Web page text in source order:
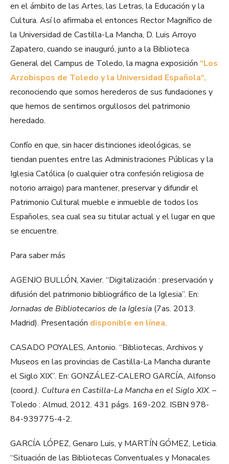
en el ámbito de las Artes, las Letras, la Educación y la
Cultura. Así lo afirmaba el entonces Rector Magnífico de
la Universidad de Castilla-La Mancha, D. Luis Arroyo
Zapatero, cuando se inauguró, junto a la Biblioteca
General del Campus de Toledo, la magna exposición “Los
Arzobispos de Toledo y la Universidad Española“,
reconociendo que somos herederos de sus fundaciones y
que hemos de sentirnos orgullosos del patrimonio
heredado.
Confío en que, sin hacer distinciones ideológicas, se
tiendan puentes entre las Administraciones Públicas y la
Iglesia Católica (o cualquier otra confesión religiosa de
notorio arraigo) para mantener, preservar y difundir el
Patrimonio Cultural mueble e inmueble de todos los
Españoles, sea cual sea su titular actual y el lugar en que
se encuentre.
Para saber más
AGENJO BULLÓN, Xavier. “Digitalización : preservación y
difusión del patrimonio bibliográfico de la Iglesia”. En:
Jornadas de Bibliotecarios de la Iglesia (7as. 2013.
Madrid). Presentación disponible en línea.
CASADO POYALES, Antonio. “Bibliotecas, Archivos y
Museos en las provincias de Castilla-La Mancha durante
el Siglo XIX”. En: GONZÁLEZ-CALERO GARCÍA, Alfonso
(coord.). Cultura en Castilla-La Mancha en el Siglo XIX. –
Toledo : Almud, 2012. 431 págs. 169-202. ISBN 978-
84-939775-4-2.
GARCÍA LÓPEZ, Genaro Luis, y MARTÍN GÓMEZ, Leticia.
“Situación de las Bibliotecas Conventuales y Monacales